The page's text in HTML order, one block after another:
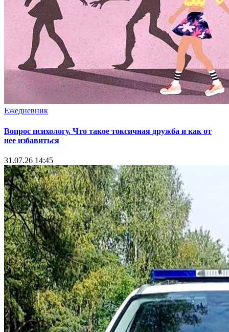
Ежедневник
Вопрос психологу. Что такое токсичная дружба и как от
нее избавиться
31.07.26 14:45